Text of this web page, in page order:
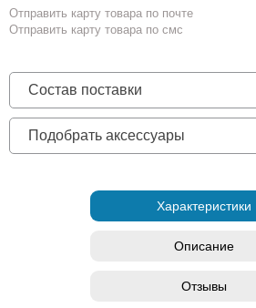
Отправить карту товара по почте
Отправить карту товара по смс
Состав поставки
Подобрать аксессуары
Характеристики
Описание
Отзывы